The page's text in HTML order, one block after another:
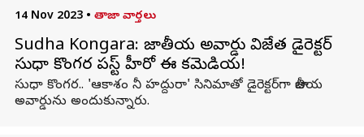
14 Nov 2023 • తాజా వార్తలు
Sudha Kongara: జాతీయ అవార్డు విజేత డైరెక్ట‌ర్
సుధా కొంగ‌ర పస్ట్ హీరో ఈ కమెడియనే!
సుధా కొంగ‌ర‌.. 'ఆకాశం నీ హ‌ద్దురా' సినిమాతో డైరెక్ట‌ర్‌గా జాతీయ
అవార్డును అందుకున్నారు.